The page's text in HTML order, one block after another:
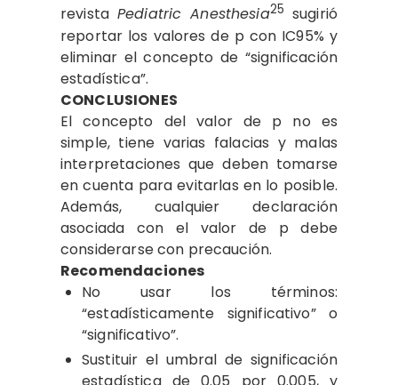
revista Pediatric Anesthesia25 sugirió
reportar los valores de p con IC95% y
eliminar el concepto de “significación
estadística”.
CONCLUSIONES
El concepto del valor de p no es
simple, tiene varias falacias y malas
interpretaciones que deben tomarse
en cuenta para evitarlas en lo posible.
Además, cualquier declaración
asociada con el valor de p debe
considerarse con precaución.
Recomendaciones
No usar los términos:
“estadísticamente significativo” o
“significativo”.
Sustituir el umbral de significación